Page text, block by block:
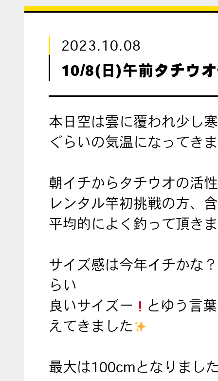
2023.10.08
10/8(日)午前タチウ
本日空は雲に覆われ少し
ぐらいの気温になってき
朝イチからタチウオの活
レンタル竿初挑戦の方、
平均的によく釣って頂き
サイズ感は今年イチかな
らい
良いサイズー
とゆう言
えてきました
最大は100cmとなりまし